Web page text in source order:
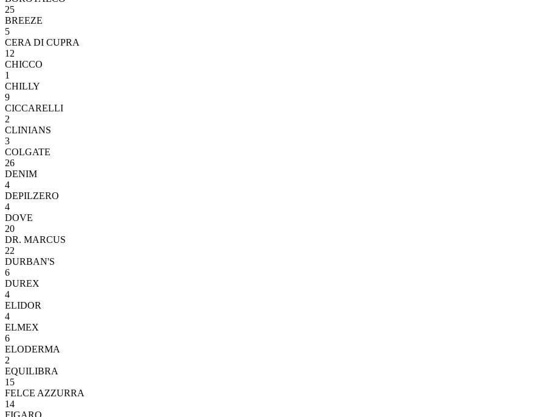
25
BREEZE
5
CERA DI CUPRA
12
CHICCO
1
CHILLY
9
CICCARELLI
2
CLINIANS
3
COLGATE
26
DENIM
4
DEPILZERO
4
DOVE
20
DR. MARCUS
22
DURBAN'S
6
DUREX
4
ELIDOR
4
ELMEX
6
ELODERMA
2
EQUILIBRA
15
FELCE AZZURRA
14
FIGARO